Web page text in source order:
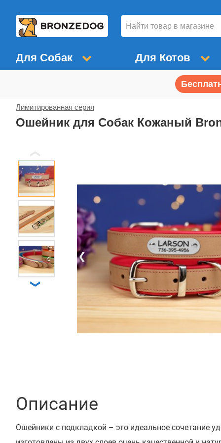
Для Собак Для Котов
Лимитированная серия
Ошейник для Собак Кожаный
❮
❯
Описание
Ошейники с подкладкой – это идеальное сочетание